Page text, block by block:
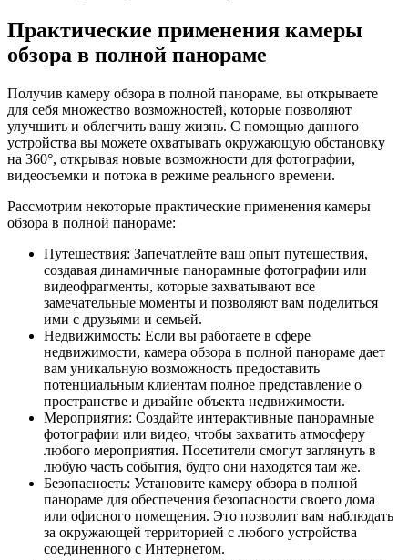
Практические применения камеры
обзора в полной панораме
Получив камеру обзора в полной панораме, вы открываете
для себя множество возможностей, которые позволяют
улучшить и облегчить вашу жизнь. С помощью данного
устройства вы можете охватывать окружающую обстановку
на 360°, открывая новые возможности для фотографии,
видеосъемки и потока в режиме реального времени.
Рассмотрим некоторые практические применения камеры
обзора в полной панораме:
Путешествия: Запечатлейте ваш опыт путешествия,
создавая динамичные панорамные фотографии или
видеофрагменты, которые захватывают все
замечательные моменты и позволяют вам поделиться
ими с друзьями и семьей.
Недвижимость: Если вы работаете в сфере
недвижимости, камера обзора в полной панораме дает
вам уникальную возможность предоставить
потенциальным клиентам полное представление о
пространстве и дизайне объекта недвижимости.
Мероприятия: Создайте интерактивные панорамные
фотографии или видео, чтобы захватить атмосферу
любого мероприятия. Посетители смогут заглянуть в
любую часть события, будто они находятся там же.
Безопасность: Установите камеру обзора в полной
панораме для обеспечения безопасности своего дома
или офисного помещения. Это позволит вам наблюдать
за окружающей территорией с любого устройства
соединенного с Интернетом.